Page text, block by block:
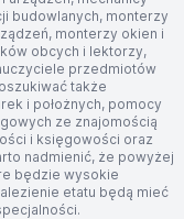
budowlanych, monterzy
monterzy okien i
obcych i lektorzy,
przedmiotów
także
i położnych, pomocy
ze znajomością
i księgowości oraz
nadmienić, że powyżej
będzie wysokie
etatu będą mieć